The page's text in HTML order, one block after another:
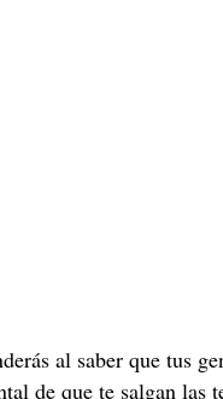
al saber que tus
de que te salgan las